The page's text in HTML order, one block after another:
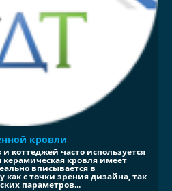
кровли
коттеджей часто используется
кровля имеет
вписывается в
как с точки зрения дизайна, так
параметров...